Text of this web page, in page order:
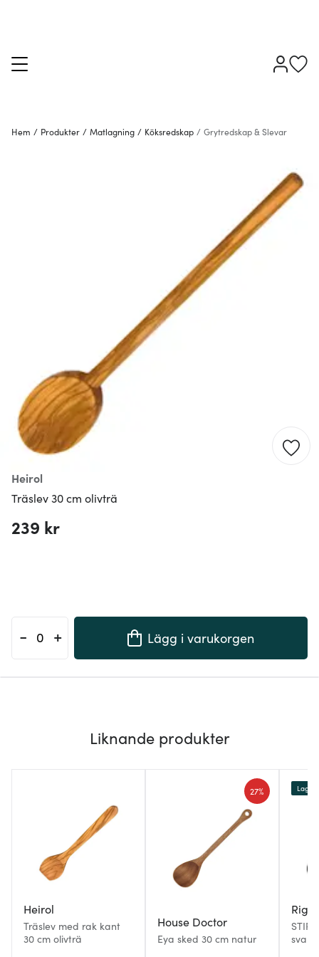
Hem / Produkter / Matlagning / Köksredskap / Grytredskap & Slevar
Heirol
Träslev 30 cm olivträ
239 kr
- + Lägg i varukorgen
Liknande produkter
Heirol
Träslev med rak kant
30 cm olivträ
House Doctor
Eya sked 30 cm natur
27%
Rig-
svart